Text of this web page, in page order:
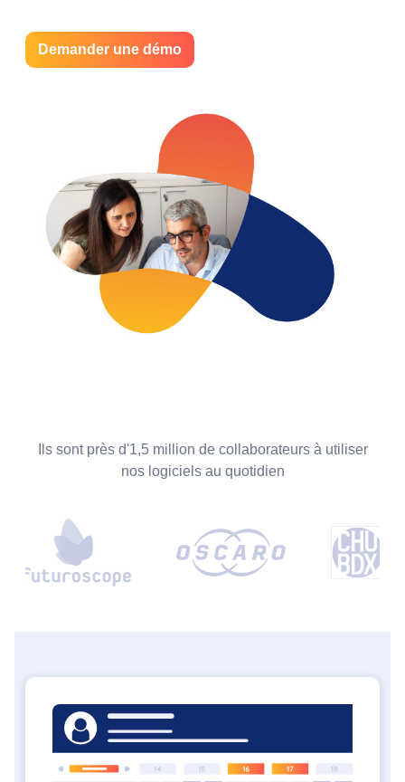
Demander une démo
Ils sont près d'1,5 million de collaborateurs à utiliser
nos logiciels au quotidien